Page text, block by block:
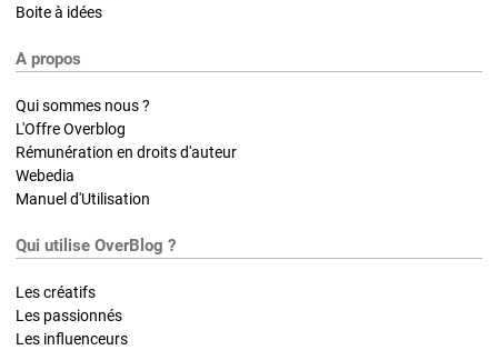
Boite à idées
A propos
Qui sommes nous ?
L'Offre Overblog
Rémunération en droits d'auteur
Webedia
Manuel d'Utilisation
Qui utilise OverBlog ?
Les créatifs
Les passionnés
Les influenceurs